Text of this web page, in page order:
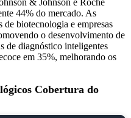
& Johnson e Roche
44% do mercado. As
de biotecnologia e empresas
o desenvolvimento de
de diagnóstico inteligentes
em 35%, melhorando os
Cobertura do